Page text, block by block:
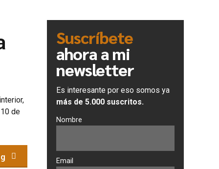
de
Suscríbete
ahora a mi
newsletter
Es interesante por eso somos ya
más de 5.000 suscritos.
Nombre
Email